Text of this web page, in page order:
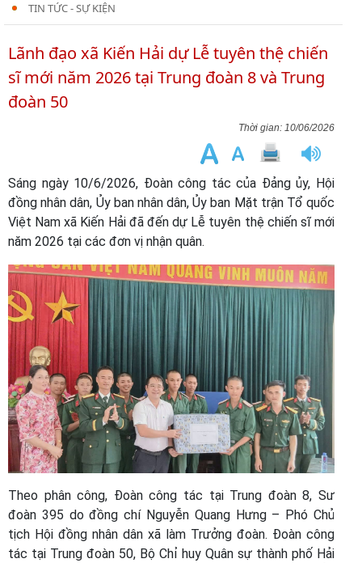
TIN TỨC - SỰ KIỆN
Lãnh đạo xã Kiến Hải dự Lễ tuyên thệ chiến
sĩ mới năm 2026 tại Trung đoàn 8 và Trung
đoàn 50
10/06/2026
Sáng ngày 10/6/2026, Đoàn công tác của Đảng ủy, Hội
đồng nhân dân, Ủy ban nhân dân, Ủy ban Mặt trận Tổ quốc
Việt Nam xã Kiến Hải đã đến dự Lễ tuyên thệ chiến sĩ mới
năm 2026 tại các đơn vị nhận quân.
Theo phân công, Đoàn công tác tại Trung đoàn 8, Sư
đoàn 395 do đồng chí Nguyễn Quang Hưng – Phó Chủ
tịch Hội đồng nhân dân xã làm Trưởng đoàn. Đoàn công
tác tại Trung đoàn 50, Bộ Chỉ huy Quân sự thành phố Hải